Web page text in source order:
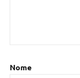
Nome